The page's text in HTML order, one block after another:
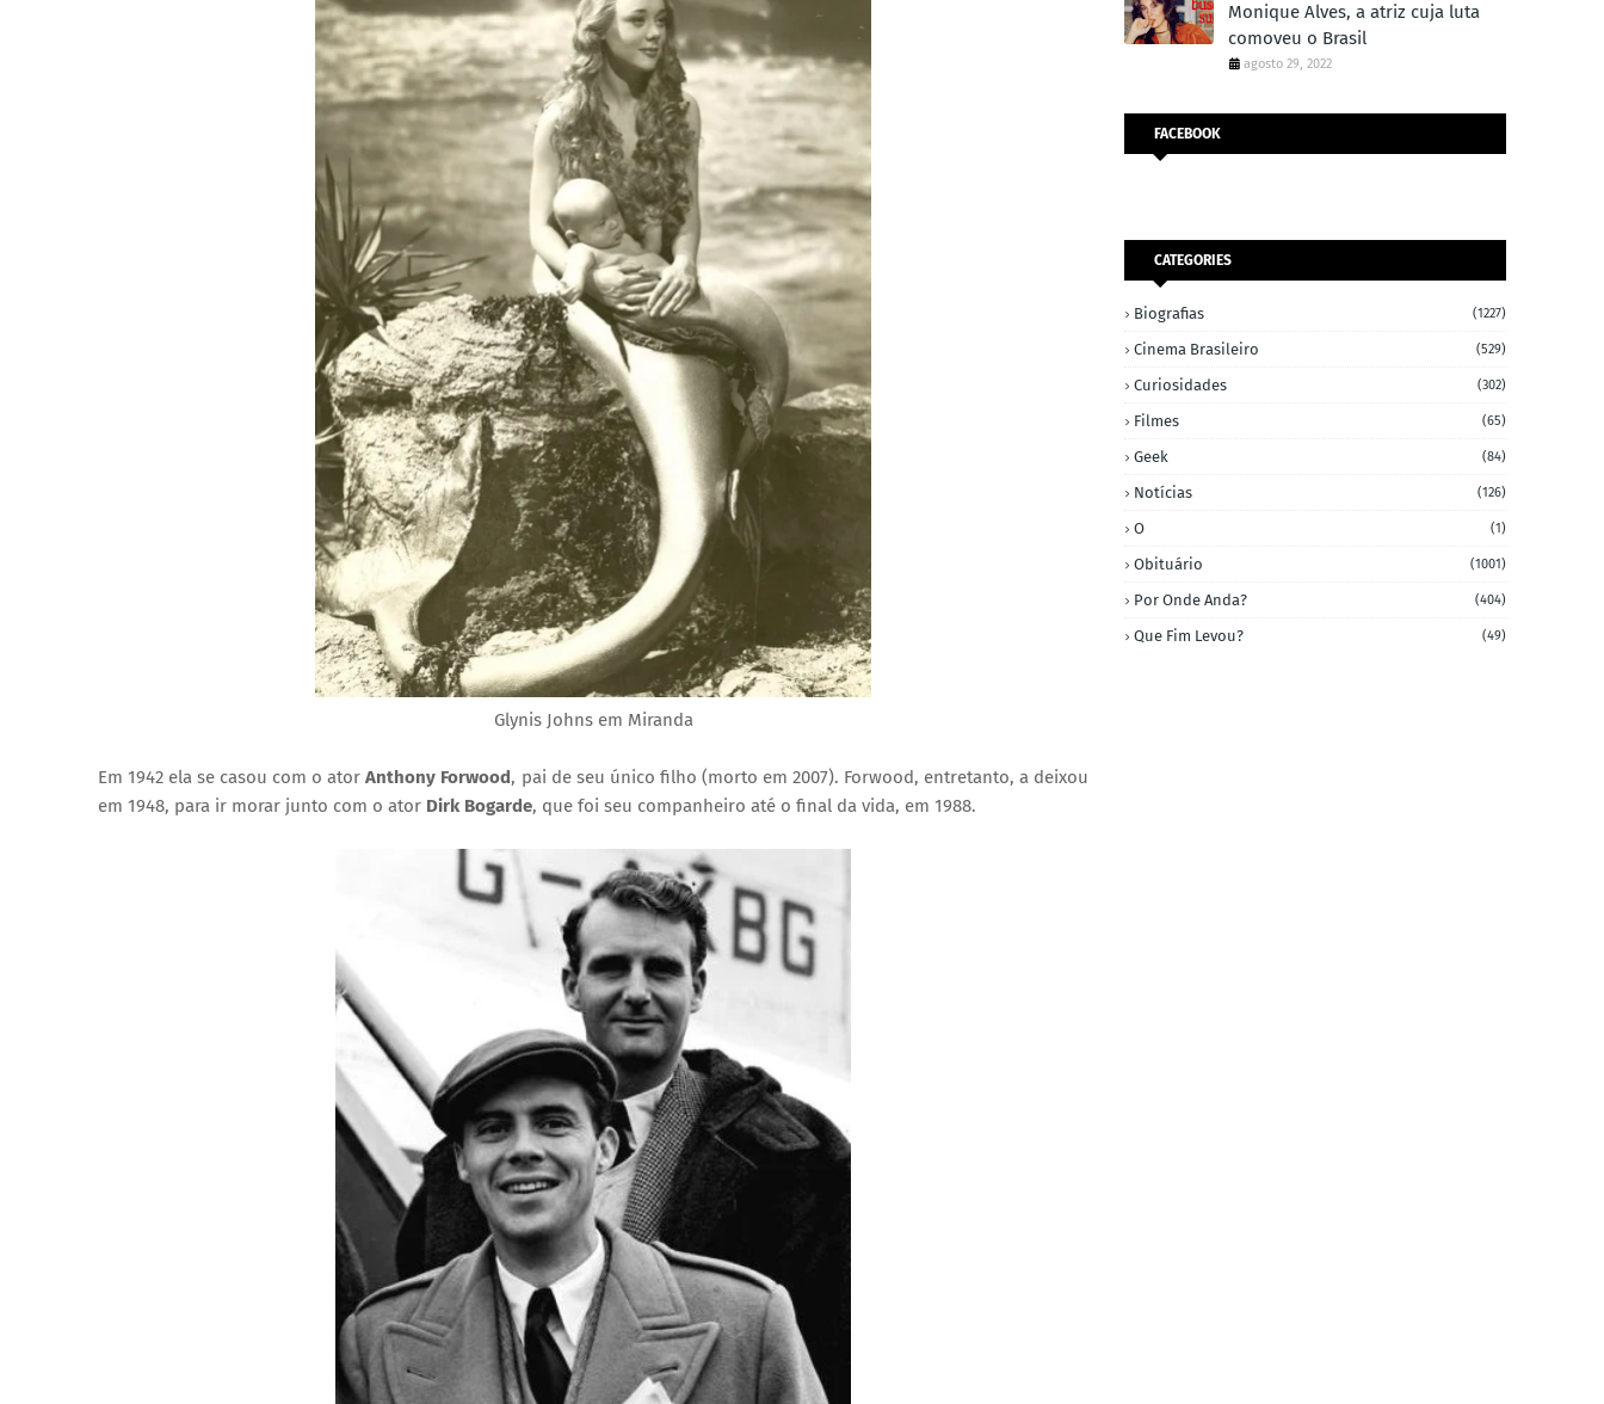
Glynis Johns em Miranda
Em 1942 ela se casou com o atorAnthony Forwood, pai de seu único filho (morto em 2007). Forwood, entretanto, a deixou
em 1948, para ir morar junto com o ator Dirk Bogarde, que foi seu companheiro até o final da vida, em 1988.
Monique Alves, a atriz cuja luta
comoveu o Brasil
agosto 29, 2022
FACEBOOK
CATEGORIES
Biografias (1227)
Cinema Brasileiro (529)
Curiosidades (302)
Filmes (65)
Geek (84)
Notícias (126)
O (1)
Obituário (1001)
Por Onde Anda? (404)
Que Fim Levou? (49)